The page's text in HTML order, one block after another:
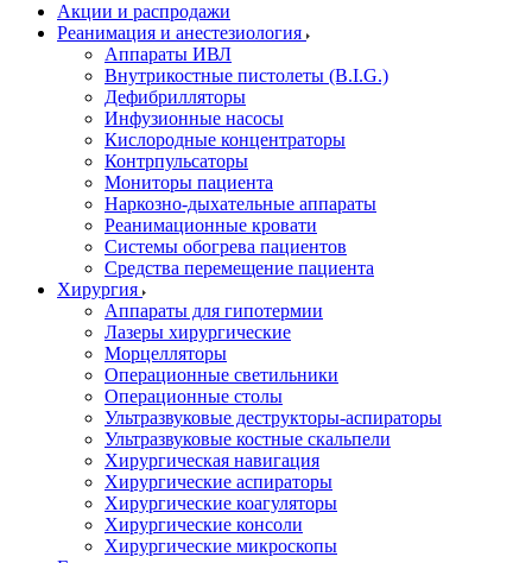
Акции и распродажи
Реанимация и анестезиология
Аппараты ИВЛ
Внутрикостные пистолеты (B.I.G.)
Дефибрилляторы
Инфузионные насосы
Кислородные концентраторы
Контрпульсаторы
Мониторы пациента
Наркозно-дыхательные аппараты
Реанимационные кровати
Системы обогрева пациентов
Средства перемещение пациента
Хирургия
Аппараты для гипотермии
Лазеры хирургические
Морцелляторы
Операционные светильники
Операционные столы
Ультразвуковые деструкторы-аспираторы
Ультразвуковые костные скальпели
Хирургическая навигация
Хирургические аспираторы
Хирургические коагуляторы
Хирургические консоли
Хирургические микроскопы